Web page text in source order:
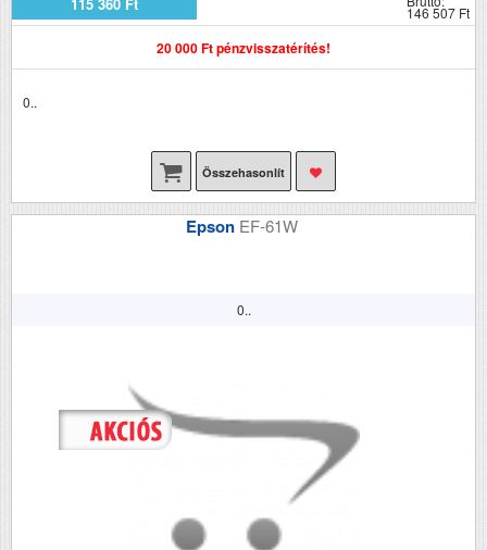
146 507 Ft
20 000 Ft pénzvisszatérítés!
0..
Összehasonlít
Epson EF-61W
0..